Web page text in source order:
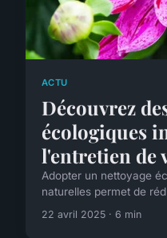
ACTU
Découvrez
écologiques
l'entretien de
Adopter un nettoyage
naturelles permet de
22 avril 2025 · 6 min